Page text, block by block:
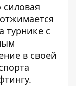
турнике с
в своей